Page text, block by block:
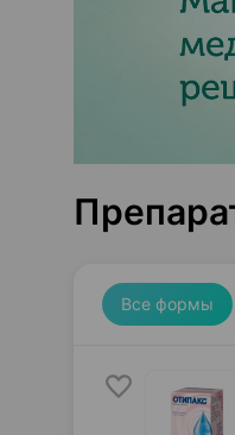
Все формы